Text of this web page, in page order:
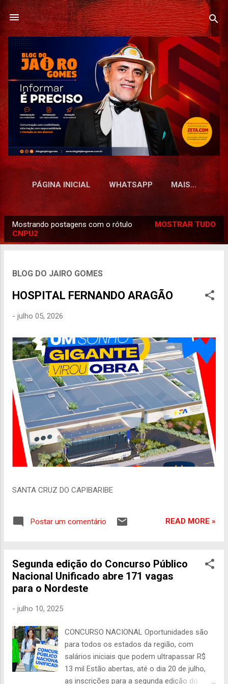
Pular para o conteúdo principal
PÁGINA INICIAL WHATSAPP MAIS…
o
Mostrando postagens com o rótulo
CNPU2
MOSTRAR TUDO
BLOG DO JAIRO GOMES
HOSPITAL FERNANDO ARAGÃO
- julho 05, 2026
SANTA CRUZ DO CAPIBARIBE
Postar um comentário READ MORE »
Segunda edição do Concurso Público
Nacional Unificado abre 171 vagas
para o Nordeste
- julho 10, 2025
CONCURSO NACIONAL Oportunidades são
para todos os estados da região, com
salários iniciais que podem ultrapassar R$
13 mil Estão abertas, até o dia 20 de julho,
as inscrições para a segunda edição do